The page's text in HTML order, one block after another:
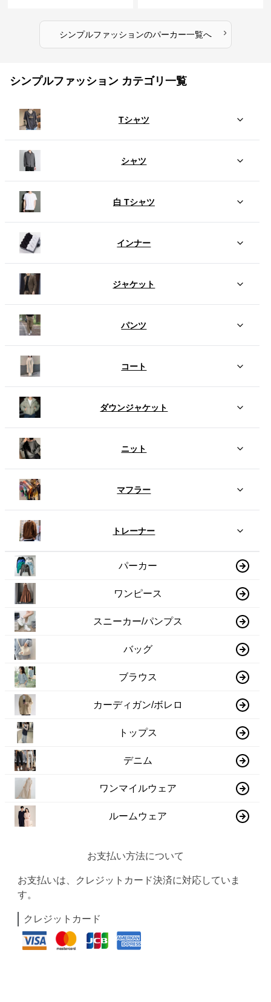
シンプルファッションのパーカー一覧へ ›
シンプルファッション カテゴリ一覧
Tシャツ
シャツ
白 Tシャツ
インナー
ジャケット
パンツ
コート
ダウンジャケット
ニット
マフラー
トレーナー
パーカー
ワンピース
スニーカー/パンプス
バッグ
ブラウス
カーディガン/ボレロ
トップス
デニム
ワンマイルウェア
ルームウェア
お支払い方法について
お支払いは、クレジットカード決済に対応していま
す。
クレジットカード